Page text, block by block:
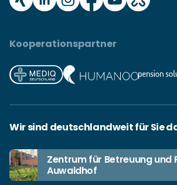
Kooperationspartner
Wir sind deutschlandweit für Sie
Zentrum für Betreuung und
Auwaldhof